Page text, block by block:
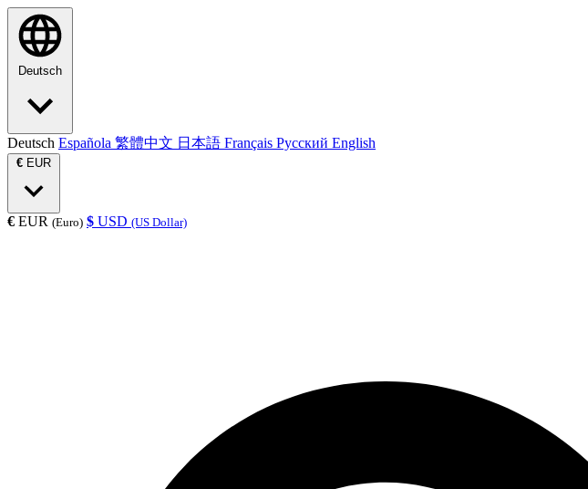
Deutsch
Deutsch Española 繁體中文 日本語 Français Русский English
€ EUR
€ EUR (Euro) $ USD (US Dollar)